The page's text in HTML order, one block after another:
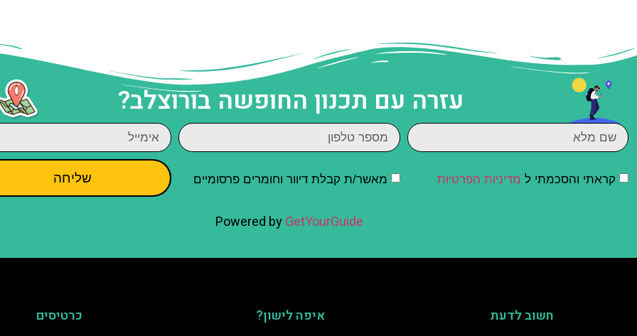
עזרה עם תכנון החופשה בורוצלב?
קראתי והסכמתי ל מדיניות הפרטיות מאשר/ת קבלת דיוור וחומרים פרסומיים שליחה
Powered byGetYourGuide
חשוב לדעת
איפה לישון?
כרטיסים